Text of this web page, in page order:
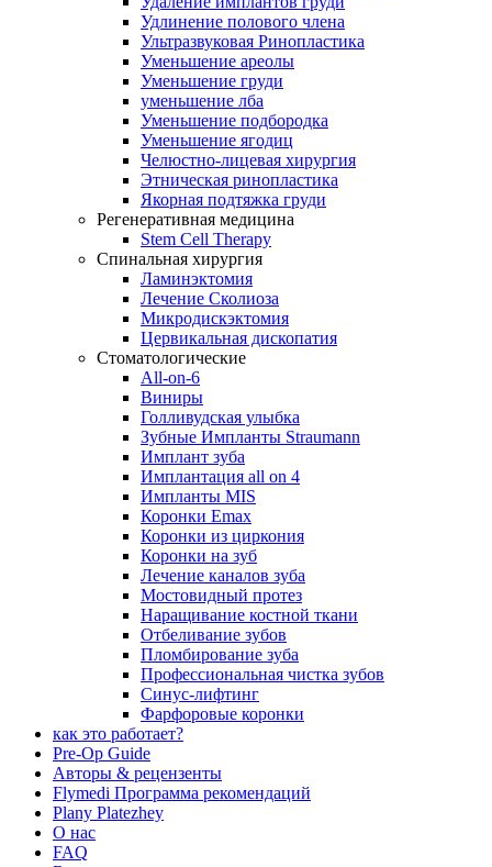
Удлинение полового члена
Ультразвуковая Ринопластика
Уменьшение ареолы
Уменьшение груди
уменьшение лба
Уменьшение подбородка
Уменьшение ягодиц
Челюстно-лицевая хирургия
Этническая ринопластика
Якорная подтяжка груди
Регенеративная медицина
Stem Cell Therapy
Спинальная хирургия
Ламинэктомия
Лечение Сколиоза
Микродискэктомия
Цервикальная дископатия
Стоматологические
All-on-6
Виниры
Голливудская улыбка
Зубные Импланты Straumann
Имплант зуба
Имплантация all on 4
Импланты MIS
Коронки Emax
Коронки из циркония
Коронки на зуб
Лечение каналов зуба
Мостовидный протез
Наращивание костной ткани
Отбеливание зубов
Пломбирование зуба
Профессиональная чистка зубов
Синус-лифтинг
Фарфоровые коронки
как это работает?
Pre-Op Guide
Авторы & рецензенты
Flymedi Программа рекомендаций
Plany Platezhey
О нас
FAQ